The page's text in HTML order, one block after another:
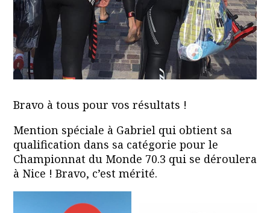
Bravo à tous pour vos résultats !
Mention spéciale à Gabriel qui obtient sa
qualification dans sa catégorie pour le
Championnat du Monde 70.3 qui se déroulera
à Nice ! Bravo, c’est mérité.